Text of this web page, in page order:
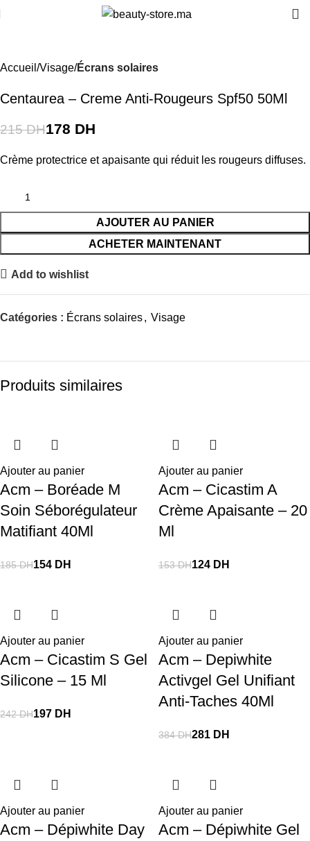
Accueil Visage Écrans solaires
Centaurea – Creme Anti-Rougeurs Spf50 50Ml
215DH178 DH
Crème protectrice et apaisante qui réduit les rougeurs diffuses.
AJOUTER AU PANIER
ACHETER MAINTENANT
Add to wishlist
Catégories : Écrans solaires, Visage
Produits similaires
Ajouter au panier
Acm – Boréade M
Soin Séborégulateur
Matifiant 40Ml
185DH154 DH
Ajouter au panier
Acm – Cicastim A
Crème Apaisante – 20
Ml
153DH124 DH
Ajouter au panier
Acm – Cicastim S Gel
Silicone – 15 Ml
242DH197 DH
Ajouter au panier
Acm – Depiwhite
Activgel Gel Unifiant
Anti-Taches 40Ml
384DH281 DH
Ajouter au panier
Acm – Dépiwhite Day
Ajouter au panier
Acm – Dépiwhite Gel